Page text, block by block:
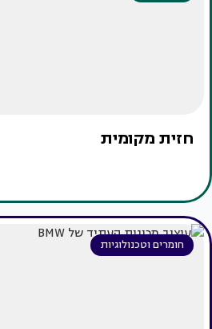
חזית מקומית
חומרים וטכנולוגיות